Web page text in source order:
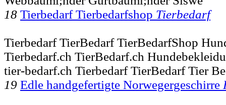
18 Tierbedarf Tierbedarfshop Tierbedarf
Tierbedarf TierBedarf TierBedarfShop
Tierbedarf.ch TierBedarf.ch
tier-bedarf.ch Tierbedarf TierBedarf Tier
19 Edle handgefertigte Norwegergeschirre